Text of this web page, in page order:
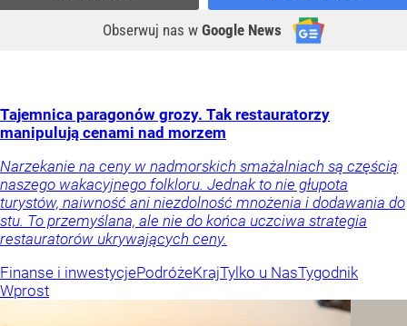
Obserwuj nas w Google News
Tajemnica paragonów grozy. Tak restauratorzy
manipulują cenami nad morzem
Narzekanie na ceny w nadmorskich smażalniach są częścią
naszego wakacyjnego folkloru. Jednak to nie głupota
turystów, naiwność ani niezdolność mnożenia i dodawania do
stu. To przemyślana, ale nie do końca uczciwa strategia
restauratorów ukrywających ceny.
Finanse i inwestycjePodróżeKrajTylko u NasTygodnik
Wprost